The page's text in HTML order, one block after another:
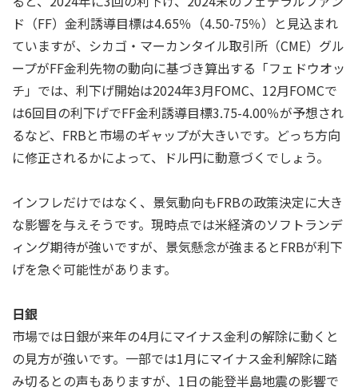
ド（FF）金利誘導目標は4.65％（4.50-75％）と見込まれ
ていますが、シカゴ・マーカンタイル取引所（CME）グル
ープがFF金利先物の動向に基づき算出する「フェドウオッ
チ」では、利下げ開始は2024年3月FOMC、12月FOMCで
は6回目の利下げでFF金利誘導目標3.75-4.00％が予想され
るなど、FRBと市場のギャップが大きいです。どっち方向
に修正されるかによって、ドル円に動意づくでしょう。
インフレだけではなく、景気動向もFRBの政策決定に大き
な影響を与えそうです。現時点では米経済のソフトランデ
ィング期待が強いですが、景気懸念が強まるとFRBが利下
げを急ぐ可能性があります。
日銀
市場では日銀が来年の4月にマイナス金利の解除に動くと
の見方が強いです。一部では1月にマイナス金利解除に踏
み切るとの声もありますが、1日の能登半島地震の影響で